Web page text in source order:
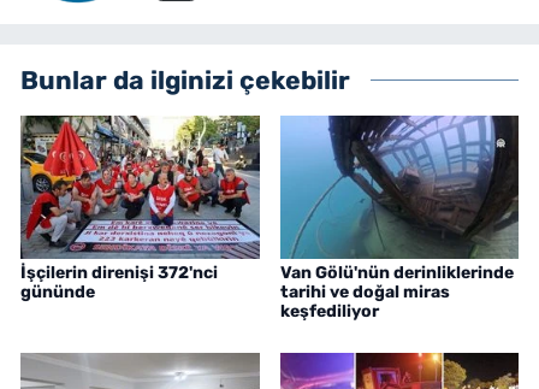
Bunlar da ilginizi çekebilir
İşçilerin direnişi 372'nci
gününde
Van Gölü'nün derinliklerinde
tarihi ve doğal miras
keşfediliyor